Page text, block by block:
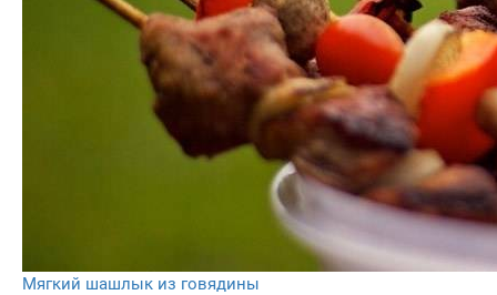
Мягкий шашлык из говядины